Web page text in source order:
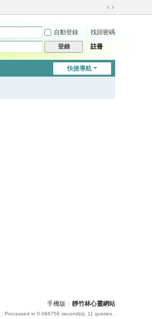
切
到
自動登錄
找回密碼
登錄 註冊
快捷導航
手機版 靜竹林心靈網站
, Processed in 0.066756 second(s), 11 queries .